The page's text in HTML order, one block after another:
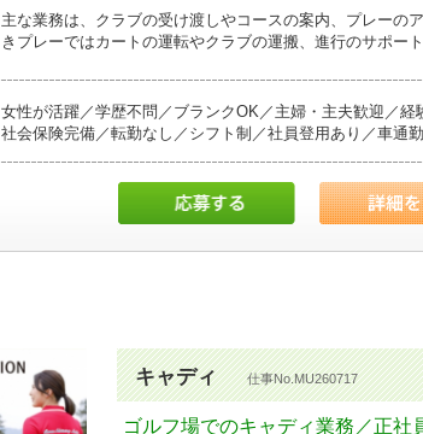
主な業務は、クラブの受け渡しやコースの案内、プレーの
きプレーではカートの運転やクラブの運搬、進行のサポート
8:30 出社
朝礼出社後、制服に着替え、当日の予約状況や組数、担当
点検担当する乗用カートの点検や、コースコンディション
12:00頃
昼休憩1ラウンド終了後、クラブハウスで昼食を取り、体
13:00頃
女性が活躍／学歴不問／ブランクOK／主婦・主夫歓迎／
社会保険完備／転勤なし／シフト制／社員登用あり／車通
キャディ 仕事No.MU260717
ゴルフ場でのキャディ業務／正社